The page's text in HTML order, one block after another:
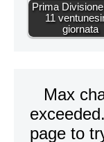
Prima
11
giornata